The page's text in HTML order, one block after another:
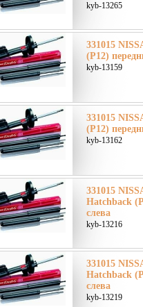
kyb-13265
331015
(P12)
kyb-13159
331015
(P12)
kyb-13162
331015
Hatchback
слева
kyb-13216
331015
Hatchback
слева
kyb-13219